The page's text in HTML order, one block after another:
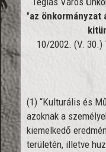
"az önkormányzat
10/2002. (V. 30.)
(1) “Kulturális és
azoknak a
kiemelkedő
területén, illetve